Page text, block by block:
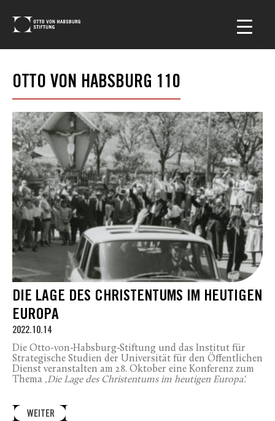
OTTO VON HABSBURG 110
DIE LAGE DES CHRISTENTUMS IM HEUTIGEN
EUROPA
2022.10.14
Die Otto-von-Habsburg-Stiftung und das Institut für
Strategische Studien der Universität für den Öffentlichen
Dienst veranstalten am 28. Oktober eine Konferenz zum
Thema ‚Die Lage des Christentums im heutigen Europa‘.
WEITER